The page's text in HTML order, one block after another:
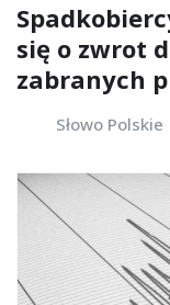
się o zwrot
zabranych
Słowo Polskie